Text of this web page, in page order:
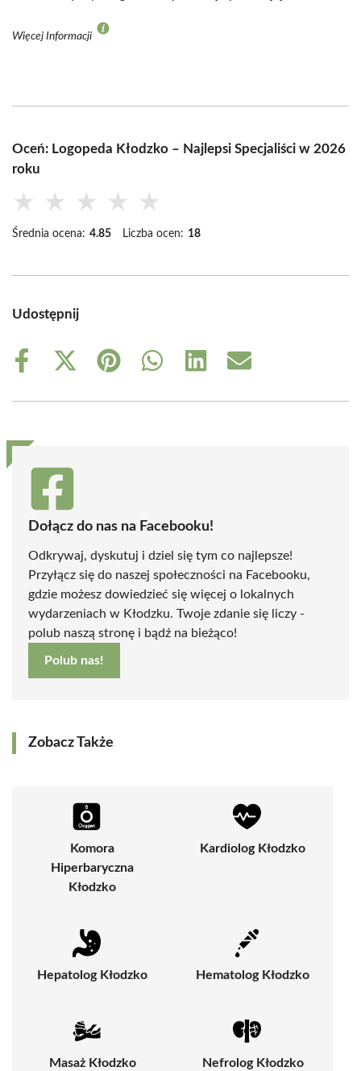
Więcej Informacji
Oceń: Logopeda Kłodzko – Najlepsi Specjaliści w 2026
roku
★ ★ ★ ★ ★
Średnia ocena: 4.85 Liczba ocen: 18
Udostępnij
Share
Share
(Twitter)
Share
Share
Share
Share
Dołącz do nas na Facebooku!
Odkrywaj, dyskutuj i dziel się tym co najlepsze!
Przyłącz się do naszej społeczności na Facebooku,
gdzie możesz dowiedzieć się więcej o lokalnych
wydarzeniach w Kłodzku. Twoje zdanie się liczy -
polub naszą stronę i bądź na bieżąco!
Polub nas!
Zobacz Także
Komora
Hiperbaryczna
Kłodzko
Kardiolog Kłodzko
Hepatolog Kłodzko Hematolog Kłodzko
Masaż Kłodzko Nefrolog Kłodzko